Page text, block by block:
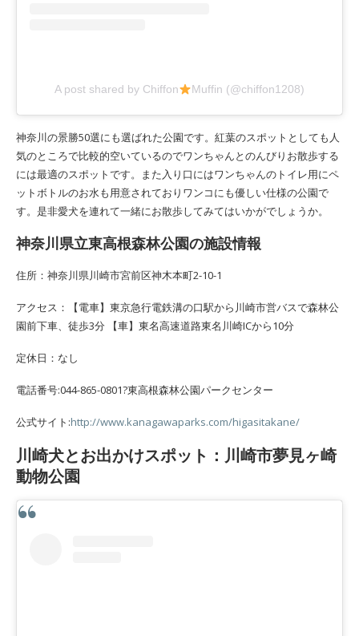
A post shared by Chiffon Muffin (@chiffon1208)
神奈川の景勝50選にも選ばれた公園です。紅葉のスポットとしても人
気のところで比較的空いているのでワンちゃんとのんびりお散歩する
には最適のスポットです。また入り口にはワンちゃんのトイレ用にペ
ットボトルのお水も用意されておりワンコにも優しい仕様の公園で
す。是非愛犬を連れて一緒にお散歩してみてはいかがでしょうか。
神奈川県立東高根森林公園の施設情報
住所：神奈川県川崎市宮前区神木本町2-10-1
アクセス：【電車】東京急行電鉄溝の口駅から川崎市営バスで森林公
園前下車、徒歩3分 【車】東名高速道路東名川崎ICから10分
定休日：なし
電話番号:044-865-0801?東高根森林公園パークセンター
公式サイト:http://www.kanagawaparks.com/higasitakane/
川崎犬とお出かけスポット：川崎市夢見ヶ崎
動物公園